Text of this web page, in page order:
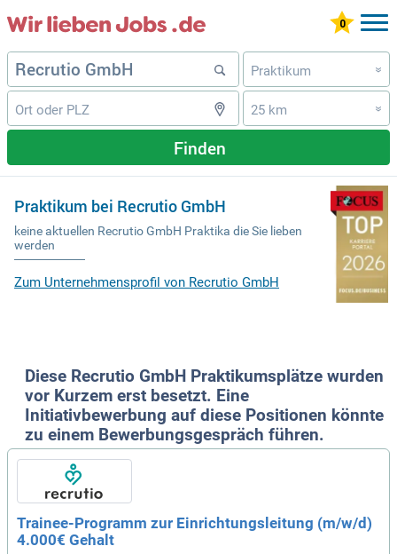
Praktikum »
25 km »
Finden
Praktikum bei Recrutio GmbH
keine aktuellen Recrutio GmbH Praktika die Sie lieben
werden
Zum Unternehmensprofil von Recrutio GmbH
Diese Recrutio GmbH Praktikumsplätze wurden
vor Kurzem erst besetzt. Eine
Initiativbewerbung auf diese Positionen könnte
zu einem Bewerbungsgespräch führen.
Trainee-Programm zur Einrichtungsleitung (m/w/d)
4.000€ Gehalt